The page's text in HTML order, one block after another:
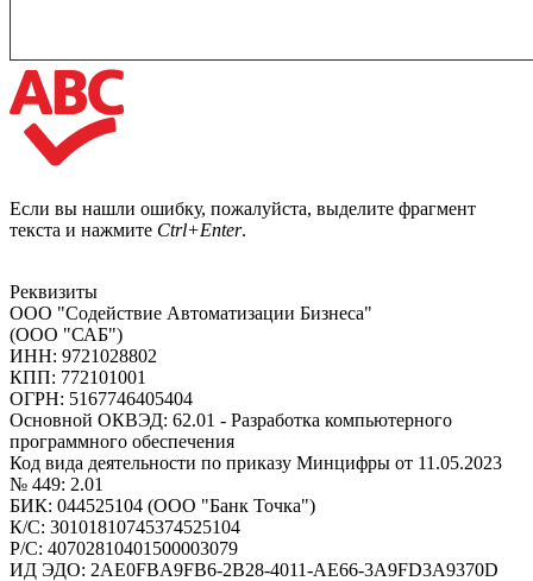
Если вы нашли ошибку, пожалуйста, выделите фрагмент
текста и нажмите Ctrl+Enter.
Реквизиты
ООО "Содействие Автоматизации Бизнеса"
(ООО "САБ")
ИНН: 9721028802
КПП: 772101001
ОГРН: 5167746405404
Основной ОКВЭД: 62.01 - Разработка компьютерного
программного обеспечения
Код вида деятельности по приказу Минцифры от 11.05.2023
№ 449: 2.01
БИК: 044525104 (ООО "Банк Точка")
К/С: 30101810745374525104
Р/С: 40702810401500003079
ИД ЭДО: 2AE0FBA9FB6-2B28-4011-AE66-3A9FD3A9370D